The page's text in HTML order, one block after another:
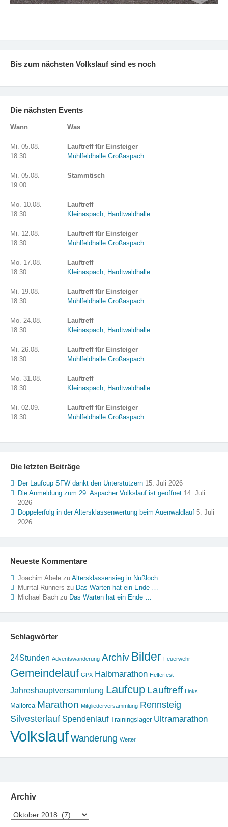
Bis zum nächsten Volkslauf sind es noch
Die nächsten Events
Wann Was
Mi. 05.08.
18:30
Lauftreff für Einsteiger
Mühlfeldhalle Großaspach
Mi. 05.08.
19:00
Stammtisch
Mo. 10.08.
18:30
Lauftreff
Kleinaspach, Hardtwaldhalle
Mi. 12.08.
18:30
Lauftreff für Einsteiger
Mühlfeldhalle Großaspach
Mo. 17.08.
18:30
Lauftreff
Kleinaspach, Hardtwaldhalle
Mi. 19.08.
18:30
Lauftreff für Einsteiger
Mühlfeldhalle Großaspach
Mo. 24.08.
18:30
Lauftreff
Kleinaspach, Hardtwaldhalle
Mi. 26.08.
18:30
Lauftreff für Einsteiger
Mühlfeldhalle Großaspach
Mo. 31.08.
18:30
Lauftreff
Kleinaspach, Hardtwaldhalle
Mi. 02.09.
18:30
Lauftreff für Einsteiger
Mühlfeldhalle Großaspach
Die letzten Beiträge
Der Laufcup SFW dankt den Unterstützern 15. Juli 2026
Die Anmeldung zum 29. Aspacher Volkslauf ist geöffnet 14. Juli
2026
Doppelerfolg in der Altersklassenwertung beim Auenwaldlauf 5. Juli
2026
Neueste Kommentare
Joachim Abelezu Altersklassensieg in Nußloch
Murrtal-Runners zu Das Warten hat ein Ende …
Michael Bachzu Das Warten hat ein Ende …
Schlagwörter
24Stunden Adventswanderung Archiv Bilder Feuerwehr
Gemeindelauf GPX Halbmarathon Helferfest
Jahreshauptversammlung Laufcup Lauftreff Links
Mallorca Marathon Mitgliederversammlung Rennsteig
Silvesterlauf Spendenlauf Trainingslager Ultramarathon
Volkslauf Wanderung Wetter
Archiv
Archiv